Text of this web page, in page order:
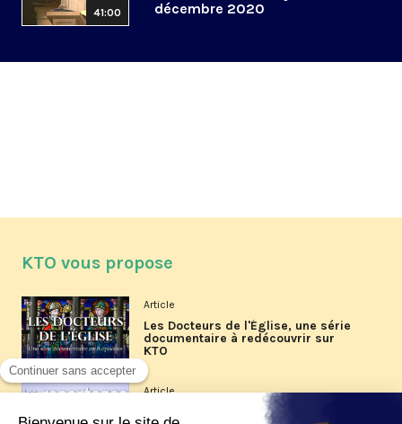
41:00
décembre 2020
KTO vous propose
Article
Les Docteurs de l'Église, une série
documentaire à redécouvrir sur
KTO
Article
Les reportages d'été 2026 de KTO